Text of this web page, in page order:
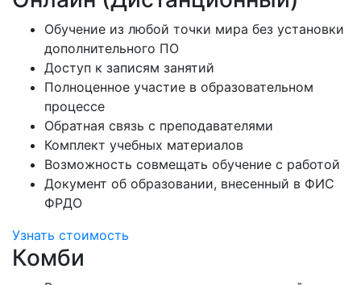
Обучение из любой точки мира без установки
дополнительного ПО
Доступ к записям занятий
Полноценное участие в образовательном
процессе
Обратная связь с преподавателями
Комплект учебных материалов
Возможность совмещать обучение с работой
Документ об образовании, внесенный в ФИС
ФРДО
Узнать стоимость
Комби